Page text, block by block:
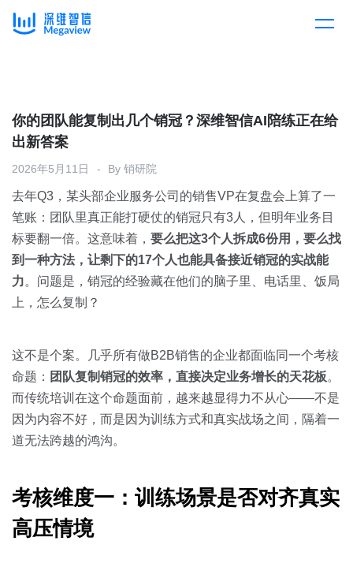
产品总览
产品集成
下载客户端
解决方案
按行业
消费医疗
教育
房地产
金融
按角色
销售人员
销售管理
客户案例
开放平台
定价
资源中心
资源中心
全部
白皮书
关于我们
预约演示
你的团队能复制出几个销冠？深维智信AI陪练正在给
出新答案
2026年5月11日 By 销研院
去年Q3，某头部企业服务公司的销售VP在复盘会上算了一
笔账：团队里真正能打硬仗的销冠只有3人，但明年业务目
标要翻一倍。这意味着， 要么把这3个人拆成6份用，要么找
到一种方法，让剩下的17个人也能具备接近销冠的实战能
力。问题是，销冠的经验藏在他们的脑子里、电话里、饭局
上，怎么复制？
这不是个案。几乎所有做B2B销售的企业都面临同一个考核
命题： 团队复制销冠的效率，直接决定业务增长的天花板。
而传统培训在这个命题面前，越来越显得力不从心——不是
因为内容不好，而是因为训练方式和真实战场之间，隔着一
道无法跨越的鸿沟。
考核维度一：训练场景是否对齐真实
高压情境